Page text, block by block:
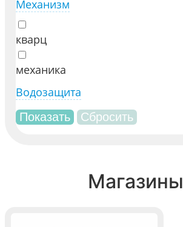
Механизм
кварц
механика
Водозащита
Магазины